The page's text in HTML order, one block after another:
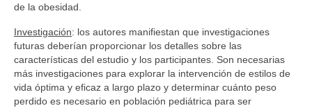
de la obesidad.
Investigación: los autores manifiestan que investigaciones
futuras deberían proporcionar los detalles sobre las
características del estudio y los participantes. Son necesarias
más investigaciones para explorar la intervención de estilos de
vida óptima y eficaz a largo plazo y determinar cuánto peso
perdido es necesario en población pediátrica para ser